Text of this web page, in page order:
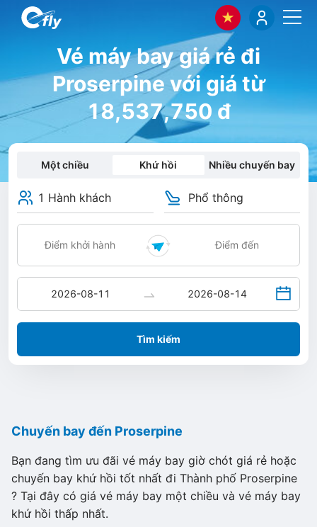
Vé máy bay giá rẻ đi
Proserpine với giá từ
18,537,750 đ
Một chiều Khứ hồi Nhiều chuyến bay
1 Hành khách Phổ thông
Tìm kiếm
Chuyến bay đến Proserpine
Bạn đang tìm ưu đãi vé máy bay giờ chót giá rẻ hoặc
chuyến bay khứ hồi tốt nhất đi Thành phố Proserpine
? Tại đây có giá vé máy bay một chiều và vé máy bay
khứ hồi thấp nhất.